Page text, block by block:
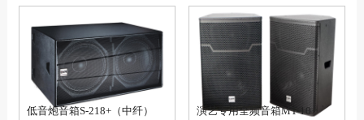
低音炮音箱S-218+（中纤） 演艺专用全频音箱MT-10